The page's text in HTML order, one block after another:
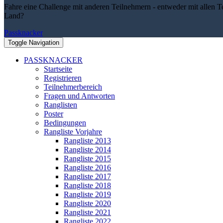
Fahre eine Challenge mit anderen Teilnehmern - entweder mit allen
Land?
Passknacker
Toggle Navigation
PASSKNACKER
Startseite
Registrieren
Teilnehmerbereich
Fragen und Antworten
Ranglisten
Poster
Bedingungen
Rangliste Vorjahre
Rangliste 2013
Rangliste 2014
Rangliste 2015
Rangliste 2016
Rangliste 2017
Rangliste 2018
Rangliste 2019
Rangliste 2020
Rangliste 2021